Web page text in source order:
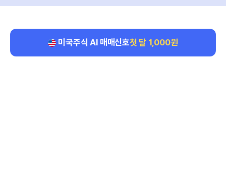
미국주식 AI 매매신호첫 달 1,000원